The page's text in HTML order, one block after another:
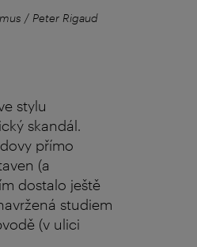
/ Peter Rigaud
stylu
skandál.
přímo
(a
dostalo ještě
studiem
(v ulici